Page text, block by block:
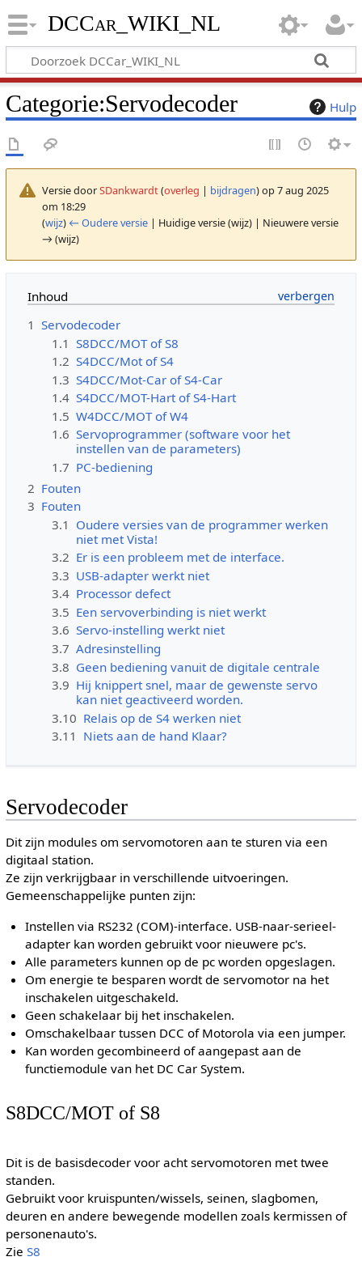
DCCar_WIKI_NL
Hulp
Categorie:Servodecoder
Versie doorSDankwardt(overleg | bijdragen)op 7 aug 2025
om 18:29
(wijz) ← Oudere versie| Huidige versie (wijz) | Nieuwere versie
→ (wijz)
Inhoud
1 Servodecoder
1.1 S8DCC/MOT of S8
1.2 S4DCC/Mot of S4
1.3 S4DCC/Mot-Car of S4-Car
1.4 S4DCC/MOT-Hart of S4-Hart
1.5 W4DCC/MOT of W4
1.6 Servoprogrammer (software voor het
instellen van de parameters)
1.7 PC-bediening
2 Fouten
3 Fouten
3.1 Oudere versies van de programmer werken
niet met Vista!
3.2 Er is een probleem met de interface.
3.3 USB-adapter werkt niet
3.4 Processor defect
3.5 Een servoverbinding is niet werkt
3.6 Servo-instelling werkt niet
3.7 Adresinstelling
3.8 Geen bediening vanuit de digitale centrale
3.9 Hij knippert snel, maar de gewenste servo
kan niet geactiveerd worden.
3.10 Relais op de S4 werken niet
3.11 Niets aan de hand Klaar?
Servodecoder
Dit zijn modules om servomotoren aan te sturen via een
digitaal station.
Ze zijn verkrijgbaar in verschillende uitvoeringen.
Gemeenschappelijke punten zijn:
Instellen via RS232 (COM)-interface. USB-naar-serieel-
adapter kan worden gebruikt voor nieuwere pc's.
Alle parameters kunnen op de pc worden opgeslagen.
Om energie te besparen wordt de servomotor na het
inschakelen uitgeschakeld.
Geen schakelaar bij het inschakelen.
Omschakelbaar tussen DCC of Motorola via een jumper.
Kan worden gecombineerd of aangepast aan de
functiemodule van het DC Car System.
S8DCC/MOT of S8
Dit is de basisdecoder voor acht servomotoren met twee
standen.
Gebruikt voor kruispunten/wissels, seinen, slagbomen,
deuren en andere bewegende modellen zoals kermissen of
personenauto's.
Zie S8